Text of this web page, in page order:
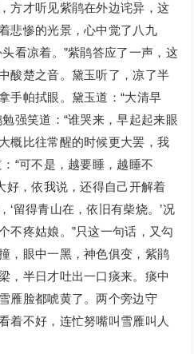
方才听见紫鹃在外边诧异，这
悲惨的光景，心中觉了八九
看凉着。”紫鹃答应了一声，这
酸楚之音。黛玉听了，凉了半
手帕拭眼。黛玉道：“大清早
强笑道：“谁哭来，早起起来眼
概比往常醒的时候更大罢，我
“可不是，越要睡，越睡不
好，依我说，还得自己开解着
‘留得青山在，依旧有柴烧。’况
不疼姑娘。”只这一句话，又勾
，眼中一黑，神色俱变，紫鹃
，半日才吐出一口痰来。痰中
雁脸都唬黄了。两个旁边守
着不好，连忙努嘴叫雪雁叫人